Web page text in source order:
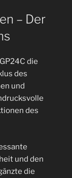
– Der
die
des
und
des
und den
die